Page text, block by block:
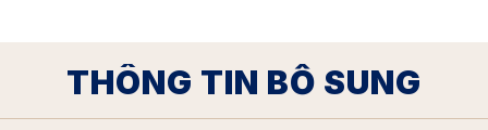
THÔNG TIN BỔ SUNG